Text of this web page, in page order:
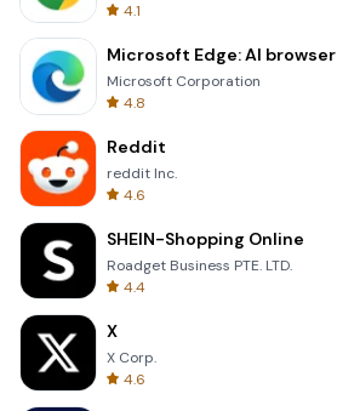
4.1
Microsoft Edge: AI browser
Microsoft Corporation
4.8
Reddit
reddit Inc.
4.6
SHEIN-Shopping Online
Roadget Business PTE. LTD.
4.4
X
X Corp.
4.6